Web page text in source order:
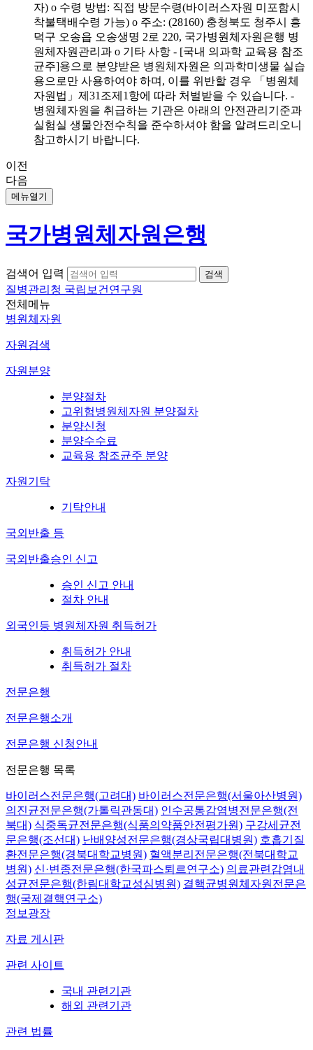
자) o 수령 방법: 직접 방문수령(바이러스자원 미포함시
착불택배수령 가능) o 주소: (28160) 충청북도 청주시 흥
덕구 오송읍 오송생명 2로 220, 국가병원체자원은행 병
원체자원관리과 o 기타 사항 - [국내 의과학 교육용 참조
균주]용으로 분양받은 병원체자원은 의과학미생물 실습
용으로만 사용하여야 하며, 이를 위반할 경우 「병원체
자원법」제31조제1항에 따라 처벌받을 수 있습니다. -
병원체자원을 취급하는 기관은 아래의 안전관리기준과
실험실 생물안전수칙을 준수하셔야 함을 알려드리오니
참고하시기 바랍니다.
이전
다음
메뉴열기
국가병원체자원은행
검색어 입력
질병관리청 국립보건연구원
전체메뉴
병원체자원
자원검색
자원분양
분양절차
고위험병원체자원 분양절차
분양신청
분양수수료
교육용 참조균주 분양
자원기탁
기탁안내
국외반출 등
국외반출승인 신고
승인 신고 안내
절차 안내
외국인등 병원체자원 취득허가
취득허가 안내
취득허가 절차
전문은행
전문은행소개
전문은행 신청안내
전문은행 목록
바이러스전문은행(고려대) 바이러스전문은행(서울아산병원)
의진균전문은행(가톨릭관동대) 인수공통감염병전문은행(전
북대) 식중독균전문은행(식품의약품안전평가원) 구강세균전
문은행(조선대) 난배양성전문은행(경상국립대병원) 호흡기질
환전문은행(경북대학교병원) 혈액분리전문은행(전북대학교
병원) 신·변종전문은행(한국파스퇴르연구소) 의료관련감염내
성균전문은행(한림대학교성심병원) 결핵균병원체자원전문은
행(국제결핵연구소)
정보광장
자료 게시판
관련 사이트
국내 관련기관
해외 관련기관
관련 법률